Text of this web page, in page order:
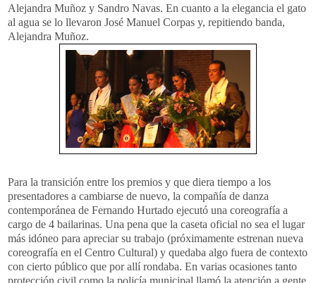
Alejandra Muñoz y Sandro Navas. En cuanto a la elegancia el gato
al agua se lo llevaron José Manuel Corpas y, repitiendo banda,
Alejandra Muñoz.
Para la transición entre los premios y que diera tiempo a los
presentadores a cambiarse de nuevo, la compañía de danza
contemporánea de Fernando Hurtado ejecutó una coreografía a
cargo de 4 bailarinas. Una pena que la caseta oficial no sea el lugar
más idóneo para apreciar su trabajo (próximamente estrenan nueva
coreografía en el Centro Cultural) y quedaba algo fuera de contexto
con cierto público que por allí rondaba. En varias ocasiones tanto
protección civil como la policía municipal llamó la atención a gente